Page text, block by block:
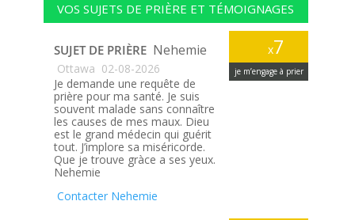
VOS SUJETS DE PRIÈRE ET TÉMOIGNAGES
x7
je m’engage à prier
SUJET DE PRIÈRE Nehemie
Ottawa 02-08-2026
Je demande une requête de
prière pour ma santé. Je suis
souvent malade sans connaître
les causes de mes maux. Dieu
est le grand médecin qui guérit
tout. J’implore sa miséricorde.
Que je trouve gràce a ses yeux.
Nehemie
Contacter Nehemie